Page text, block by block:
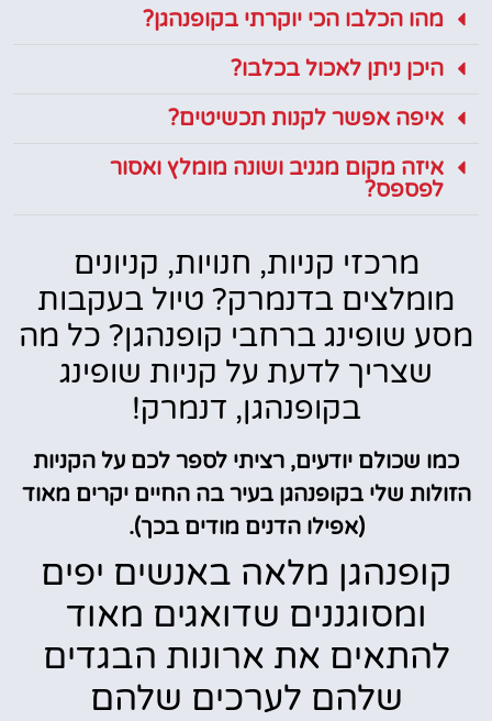
מהו הכלבו הכי יוקרתי בקופנהגן?
היכן ניתן לאכול בכלבו?
איפה אפשר לקנות תכשיטים?
איזה מקום מגניב ושונה מומלץ ואסור
לפספס?
מרכזי קניות, חנויות, קניונים
מומלצים בדנמרק? טיול בעקבות
מסע שופינג ברחבי קופנהגן? כל מה
שצריך לדעת על קניות שופינג
בקופנהגן, דנמרק!
כמו שכולם יודעים, רציתי לספר לכם על הקניות
הזולות שלי בקופנהגן בעיר בה החיים יקרים מאוד
(אפילו הדנים מודים בכך).
קופנהגן מלאה באנשים יפים
ומסוגננים שדואגים מאוד
להתאים את ארונות הבגדים
שלהם לערכים שלהם